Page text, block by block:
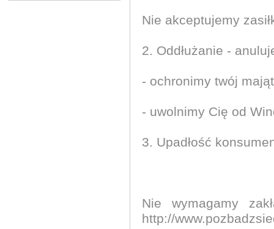
Nie akceptujemy
2. Oddłużanie -
- ochronimy twój
- uwolnimy Cię od
3. Upadłość
Nie wymagamy
http://